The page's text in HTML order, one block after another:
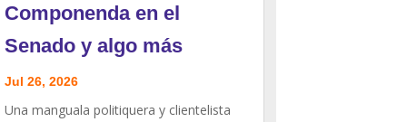
Componenda en el
Senado y algo más
Jul 26, 2026
Una manguala politiquera y clientelista